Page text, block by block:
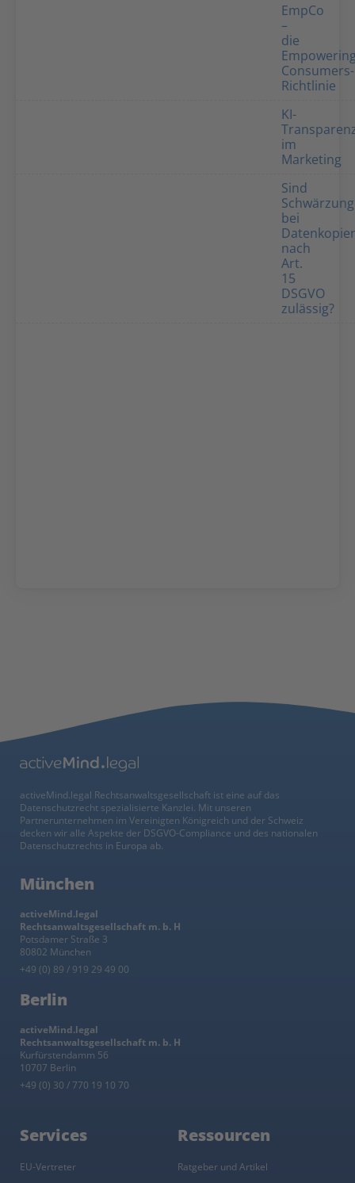
EmpCo
–
die
Consumers-
Richtlinie
KI-
im
Marketing
Sind
bei
nach
Art.
15
DSGVO
zulässig?
activeMind.legal Rechtsanwaltsgesellschaft ist eine auf das
Datenschutzrecht spezialisierte Kanzlei. Mit unseren
Partnerunternehmen im Vereinigten Königreich und der Schweiz
decken wir alle Aspekte der DSGVO-Compliance und des nationalen
Datenschutzrechts in Europa ab.
München
activeMind.legal
Rechtsanwaltsgesellschaft m. b. H
Potsdamer Straße 3
80802 München
+49 (0) 89 / 919 29 49 00
Berlin
activeMind.legal
Rechtsanwaltsgesellschaft m. b. H
Kurfürstendamm 56
10707 Berlin
+49 (0) 30 / 770 19 10 70
Services
EU-Vertreter
Ressourcen
Ratgeber und Artikel